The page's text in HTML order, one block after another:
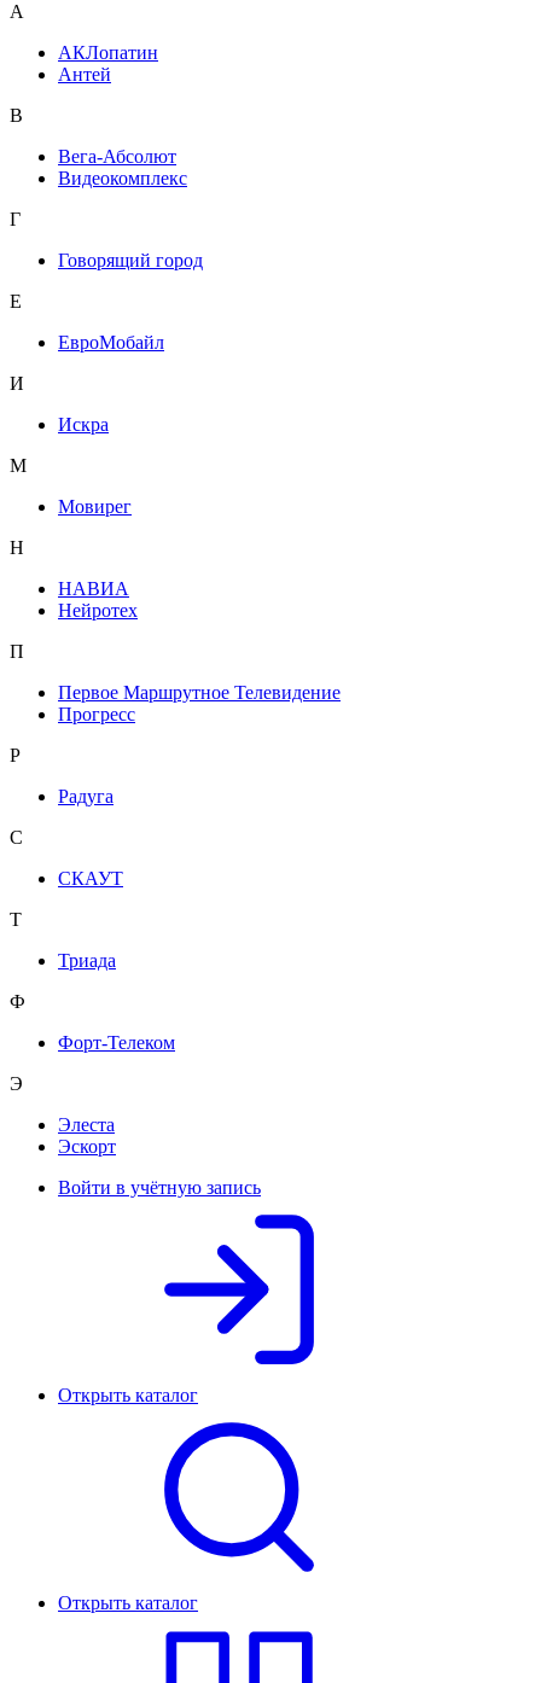
А
АКЛопатин
Антей
В
Вега-Абсолют
Видеокомплекс
Г
Говорящий город
Е
ЕвроМобайл
И
Искра
М
Мовирег
Н
НАВИА
Нейротех
П
Первое Маршрутное Телевидение
Прогресс
Р
Радуга
С
СКАУТ
Т
Триада
Ф
Форт-Телеком
Э
Элеста
Эскорт
Войти в учётную запись
Открыть каталог
Открыть каталог